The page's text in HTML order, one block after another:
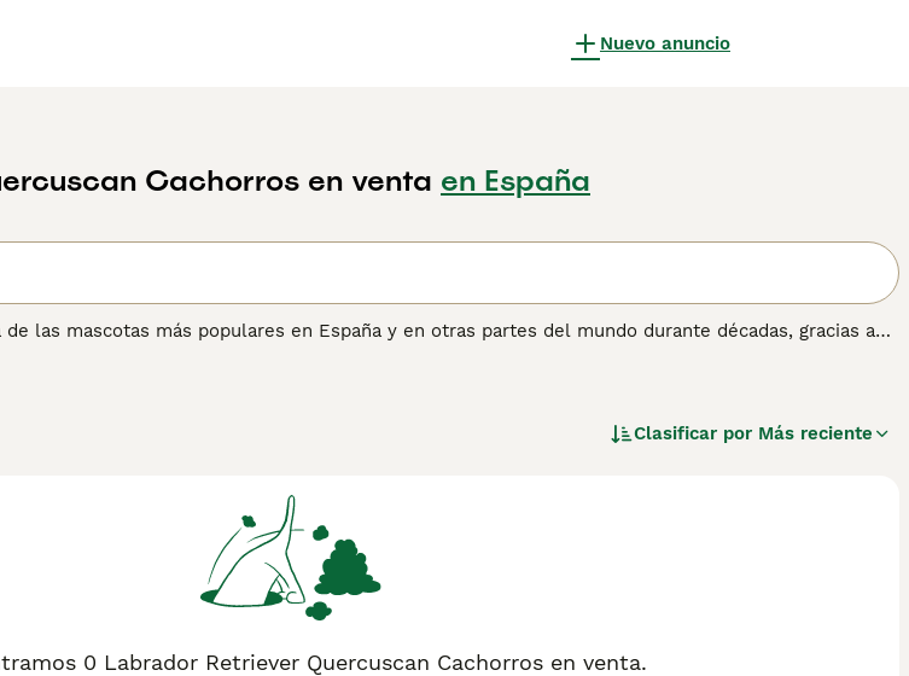
Nuevo anuncio
Cachorros en venta en España
las mascotas más populares en España y en otras partes del mundo durante décadas, gracias a
Clasificar por Más reciente
0 Labrador Retriever Quercuscan Cachorros en venta.